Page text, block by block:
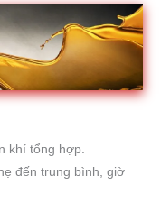
khí tổng hợp.
đến trung bình, giờ